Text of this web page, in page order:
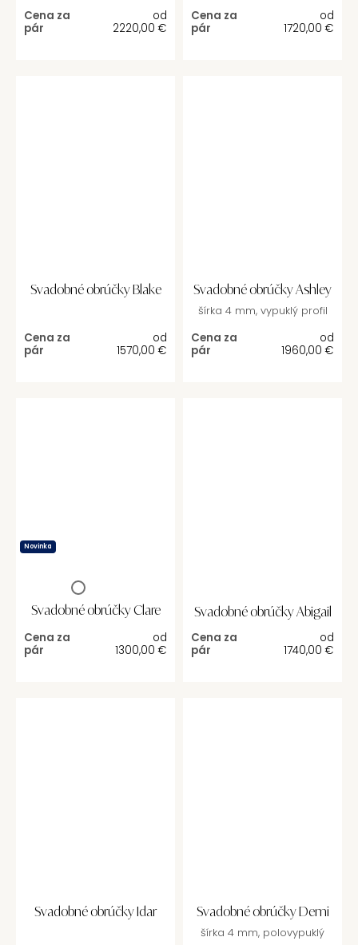
Cena za
pár
od
2220,00 €
Cena za
pár
od
1720,00 €
Svadobné obrúčky Blake
Cena za
pár
od
1570,00 €
Svadobné obrúčky Ashley
šírka 4 mm, vypuklý profil
Cena za
pár
od
1960,00 €
Novinka
Svadobné obrúčky Clare
Cena za
pár
od
1300,00 €
Svadobné obrúčky Abigail
Cena za
pár
od
1740,00 €
Svadobné obrúčky Idar Svadobné obrúčky Demi
šírka 4 mm, polovypuklý